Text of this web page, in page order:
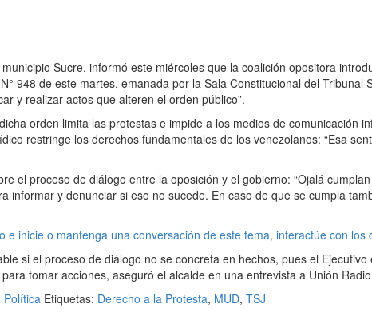
Sucre, informó este miércoles que la coalición opositora
948 de este martes, emanada por la Sala Constitucional del Tribunal
y realizar actos que alteren el orden público”.
orden limita las protestas e impide a los medios de comunicación
restringe los derechos fundamentales de los venezolanos: “Esa
el proceso de diálogo entre la oposición y el gobierno: “Ojalá
informar y denunciar si eso no sucede. En caso de que se cumpla
e inicie o mantenga una conversación de este tema, interactúe con los
si el proceso de diálogo no se concreta en hechos, pues el
tomar acciones, aseguró el alcalde en una entrevista a Unión
Política Etiquetas: Derecho a la Protesta, MUD, TSJ